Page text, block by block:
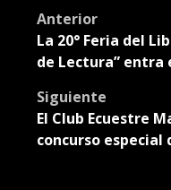
Post
navigation
Anterior
La 20° Feria del
de Lectura” entra
Siguiente
El Club Ecuestre
concurso especial